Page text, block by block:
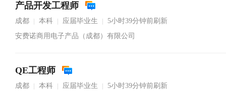
产品开发工程师
成都 本科 应届毕业生
5小时39分钟前刷新
安费诺商用电子产品（成都）有限公司
QE工程师
成都 本科 应届毕业生
5小时39分钟前刷新